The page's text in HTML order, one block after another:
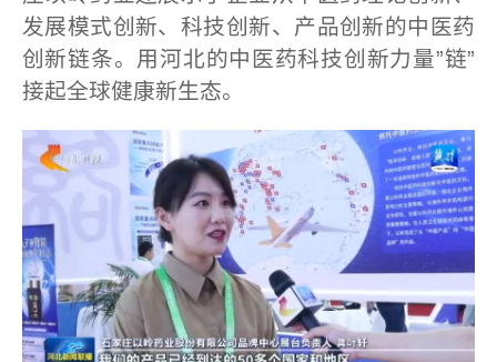
发展模式创新、科技创新、产品创新的中医药
创新链条。用河北的中医药科技创新力量”链”
接起全球健康新生态。